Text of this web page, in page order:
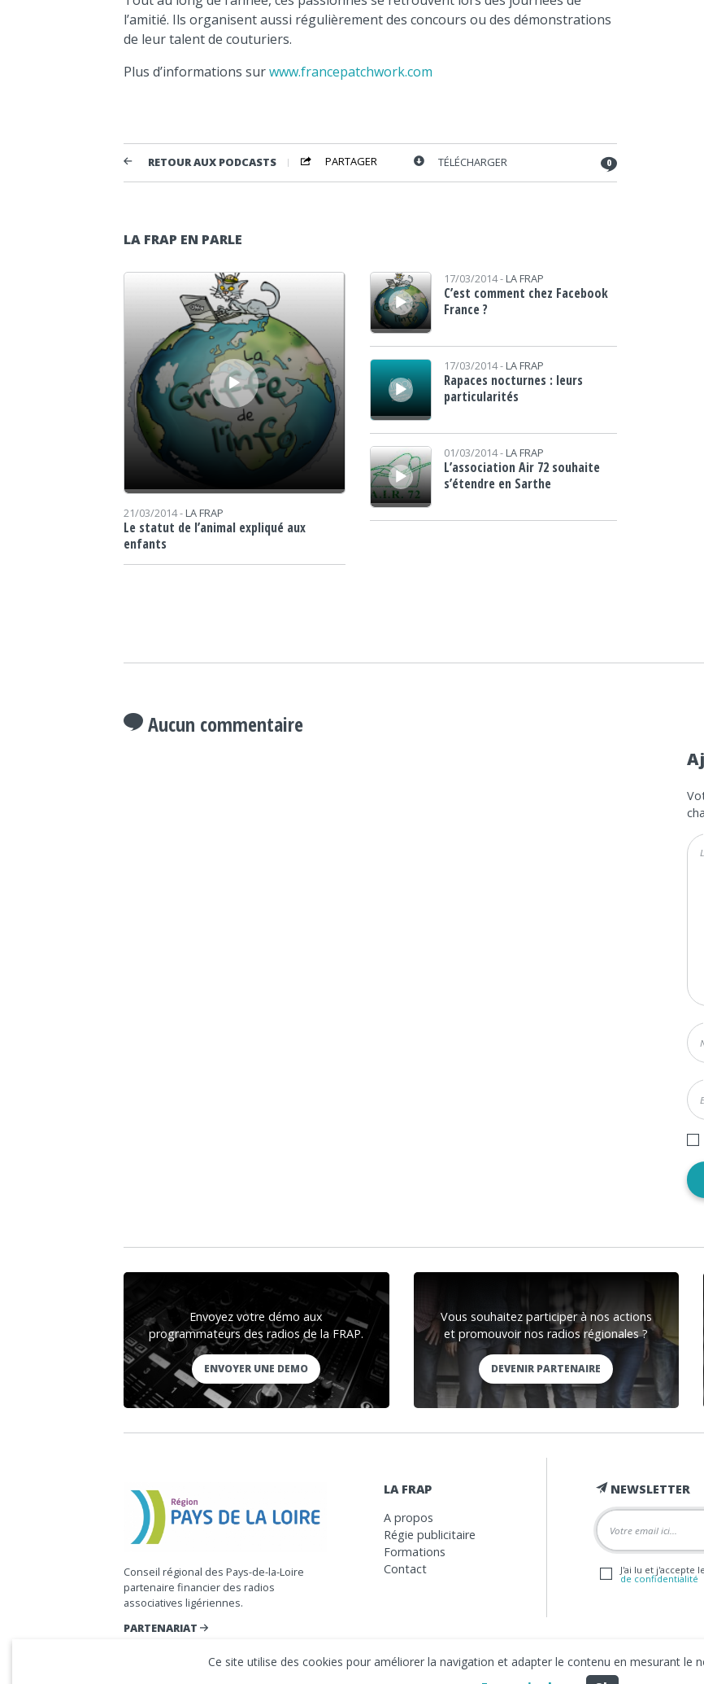
l’amitié. Ils organisent aussi régulièrement des concours ou des démonstrations
de leur talent de couturiers.
Plus d’informations surwww.francepatchwork.com
RETOUR AUX PODCASTS PARTAGER TÉLÉCHARGER 0
LA FRAP EN PARLE
Lecteur audio
21/03/2014 - LA FRAP
Le statut de l’animal expliqué aux
enfants
Lecteur audio 17/03/2014 - LA FRAP
C’est comment chez Facebook
France ?
Lecteur audio 17/03/2014 - LA FRAP
Rapaces nocturnes : leurs
particularités
Lecteur audio 01/03/2014 - LA FRAP
L’association Air 72 souhaite
s’étendre en Sarthe
Aucun commentaire
Envoyez votre démo aux
programmateurs des radios de la FRAP.
ENVOYER UNE DEMO
Vous souhaitez participer à nos actions
et promouvoir nos radios régionales ?
DEVENIR PARTENAIRE
Conseil régional des Pays-de-la-Loire
partenaire financier des radios
associatives ligériennes.
PARTENARIAT
LA FRAP
A propos
Régie publicitaire
Formations
Contact
NEWSLETTER
J'ai lu et j'accepte
de confidentialité
Ce site utilise des cookies pour améliorer la navigation et adapter le contenu en mesurant le